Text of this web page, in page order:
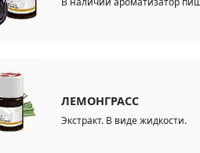
ЛЕМОНГРАСС
Экстракт. В виде жидкости.